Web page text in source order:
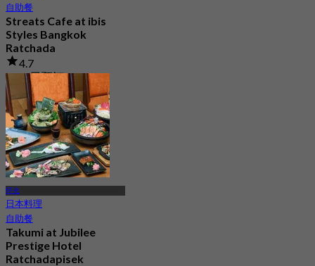
自助餐
Streats Cafe at ibis
Styles Bangkok
Ratchada
4.7
6.1K 已预订
起
฿ 325
怀光
日本料理
自助餐
Takumi at Jubilee
Prestige Hotel
Ratchadapisek